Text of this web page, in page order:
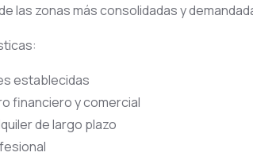
las zonas más consolidadas y
establecidas
financiero y comercial
de largo plazo